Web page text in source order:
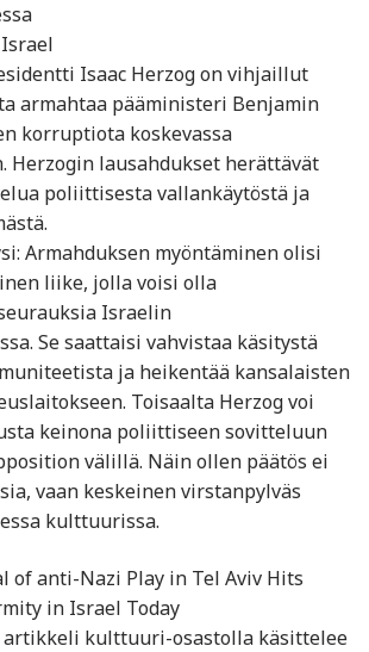
Isaac Herzog on vihjaillut
armahtaa pääministeri Benjamin
korruptiota koskevassa
Herzogin lausahdukset herättävät
poliittisesta vallankäytöstä ja
Armahduksen myöntäminen olisi
liike, jolla voisi olla
Israelin
Se saattaisi vahvistaa käsitystä
ja heikentää kansalaisten
Toisaalta Herzog voi
keinona poliittiseen sovitteluun
välillä. Näin ollen päätös ei
vaan keskeinen virstanpylväs
kulttuurissa.
of anti-Nazi Play in Tel Aviv Hits
in Israel Today
artikkeli kulttuuri-osastolla käsittelee